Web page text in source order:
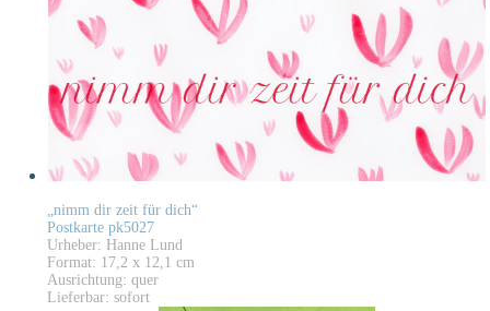
„nimm dir zeit für dich“
Postkarte pk5027
Urheber: Hanne Lund
Format: 17,2 x 12,1 cm
Ausrichtung: quer
Lieferbar: sofort